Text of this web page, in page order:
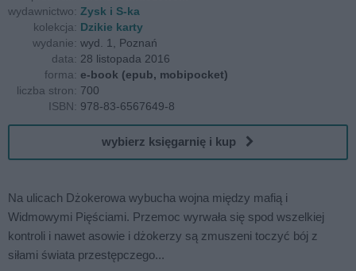
wydawnictwo: Zysk i S-ka
kolekcja: Dzikie karty
wydanie: wyd. 1, Poznań
data: 28 listopada 2016
forma: e-book (epub, mobipocket)
liczba stron: 700
ISBN: 978-83-6567649-8
wybierz księgarnię i kup
Na ulicach Dżokerowa wybucha wojna między mafią i
Widmowymi Pięściami. Przemoc wyrwała się spod wszelkiej
kontroli i nawet asowie i dżokerzy są zmuszeni toczyć bój z
siłami świata przestępczego...